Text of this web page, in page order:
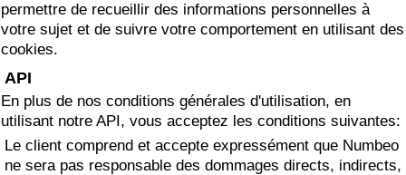
permettre de recueillir des informations personnelles à
votre sujet et de suivre votre comportement en utilisant des
cookies.
API
En plus de nos conditions générales d'utilisation, en
utilisant notre API, vous acceptez les conditions suivantes:
Le client comprend et accepte expressément que Numbeo
ne sera pas responsable des dommages directs, indirects,
Indice de Trafic (Actuel)
Indice de Trafic par Pays